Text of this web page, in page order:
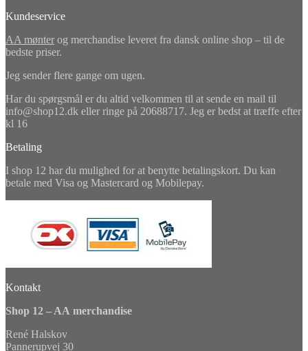
Kundeservice
AA mønter og merchandise leveret fra dansk online shop – til de
bedste priser.
Jeg sender flere gange om ugen.
Har du spørgsmål er du altid velkommen til at sende en mail til
info@shop12.dk eller ringe på 20688717. Jeg er bedst at træffe efter
kl 16
Betaling
I shop 12 har du mulighed for at benytte betalingskort. Du kan
betale med Visa og Mastercard og Mobilepay.
Kontakt
Shop 12 – AA merchandise
René Halskov
Pannerupvej 30